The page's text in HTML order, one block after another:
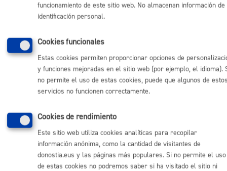
Enlaces útiles
Ofertas de empleo
Perfil del contratante
Sede electrónica
Mapas - GeoDonostia
Sala de prensa
Mapa web
Otras páginas web corporativas
Donostia Kirola
Donostia Kultura
Donostia Turismo
funcionamiento de este sitio web. No almacenan información de
identificación personal.
Cookies funcionales
Estas cookies permiten proporcionar opciones de
y funciones mejoradas en el sitio web (por ejemplo, el idioma).
no permite el uso de estas cookies, puede que algunos de
servicios no funcionen correctamente.
Cookies de rendimiento
Este sitio web utiliza cookies analíticas para recopilar
información anónima, como la cantidad de visitantes de
donostia.eus y las páginas más populares. Si no permite el uso
de estas cookies no podremos saber si ha visitado el sitio ni